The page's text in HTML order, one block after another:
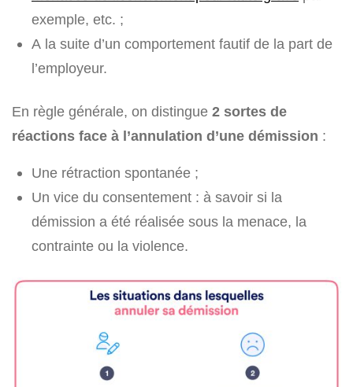
exemple, etc. ;
A la suite d’un comportement fautif de la part de
l’employeur.
En règle générale, on distingue 2 sortes de
réactions face à l’annulation d’une démission :
Une rétraction spontanée ;
Un vice du consentement : à savoir si la
démission a été réalisée sous la menace, la
contrainte ou la violence.